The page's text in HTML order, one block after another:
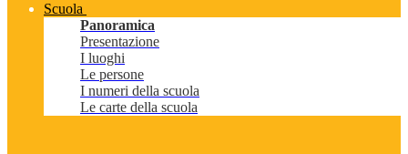
Scuola
Panoramica
Presentazione
I luoghi
Le persone
I numeri della scuola
Le carte della scuola